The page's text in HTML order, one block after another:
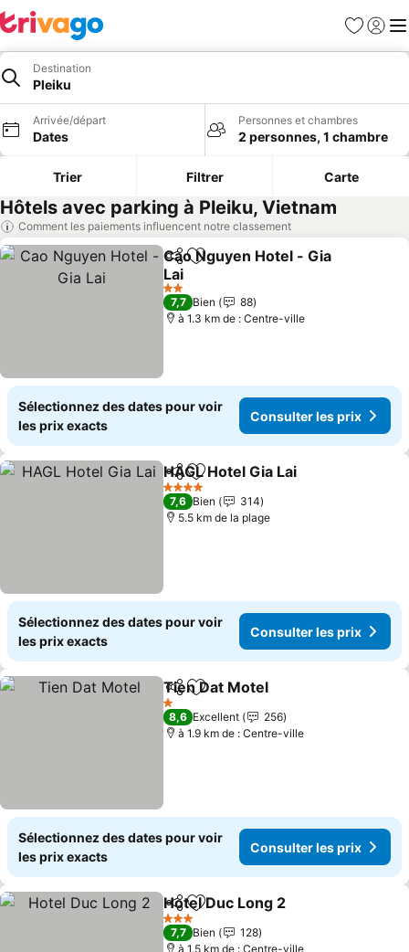
Favoris
Se
Destination
Pleiku
Arrivée/départ
Dates
Personnes et chambres
2 personnes, 1 chambre
Trier Filtrer Carte
Hôtels avec parking à Pleiku, Vietnam
Comment les paiements influencent notre classement
PartagerAjouter à mes favoris
Cao Nguyen Hotel - Gia
Lai
2 Étoiles
7,7 Bien
88
à 1.3 km de : Centre-ville
Sélectionnez des dates pour voir
les prix exacts
Consulter les prix
PartagerAjouter à mes favoris
HAGL Hotel Gia Lai
4 Étoiles
7,6 Bien
314
5.5 km de la plage
Sélectionnez des dates pour voir
les prix exacts
Consulter les prix
PartagerAjouter à mes favoris
Tien Dat Motel
1 Étoiles
8,6 Excellent
256
à 1.9 km de : Centre-ville
Sélectionnez des dates pour voir
les prix exacts
Consulter les prix
PartagerAjouter à mes favoris
Hotel Duc Long 2
3 Étoiles
7,7 Bien
128
à 1.5 km de : Centre-ville